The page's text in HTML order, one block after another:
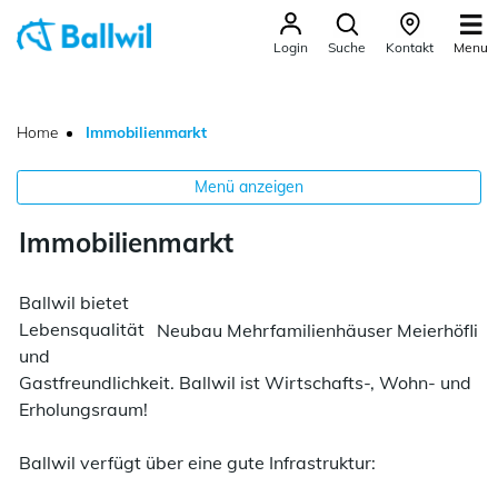
Ballwil
Login Suche Kontakt Menu
Home Immobilienmarkt(ausgewählt)
Menü anzeigen
Immobilienmarkt
Neubau Mehrfamilienhäuser Meierhöfli
Ballwil bietet
Lebensqualität
und
Gastfreundlichkeit. Ballwil ist Wirtschafts-, Wohn- und
Erholungsraum!
Ballwil verfügt über eine gute Infrastruktur: